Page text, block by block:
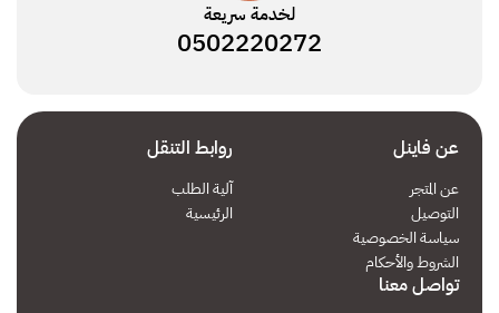
لخدمة سريعة
0502220272
عن فاينل
عن المتجر
التوصيل
سياسة الخصوصية
الشروط والأحكام
روابط التنقل
آلية الطلب
الرئيسية
تواصل معنا